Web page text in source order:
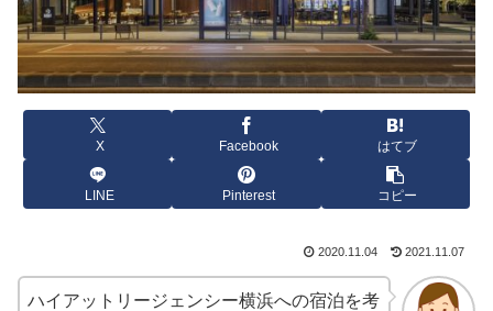
X Facebook はてブ
LINE Pinterest コピー
2020.11.04 2021.11.07
ハイアットリージェンシー横浜への宿泊を考